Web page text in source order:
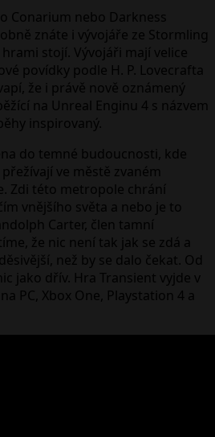
Conarium nebo Darkness
znáte i vývojáře ze Stormling
stojí. Vývojáři mají velice
povídky podle H. P. Lovecrafta
že i právě nově oznámený
na Unreal Enginu 4 s názvem
inspirovaný.
do temné budoucnosti, kde
ve městě zvaném
Zdi této metropole chrání
vnějšího světa a nebo je to
Carter, člen tamní
že nic není tak jak se zdá a
než by se dalo čekat. Od
jako dřív. Hra Transient vyjde v
PC, Xbox One, Playstation 4 a